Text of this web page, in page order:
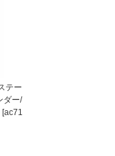
テー
ダー/
[ac71